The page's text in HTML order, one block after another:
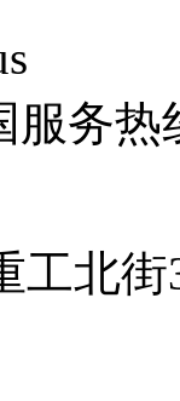
服务热
工北街